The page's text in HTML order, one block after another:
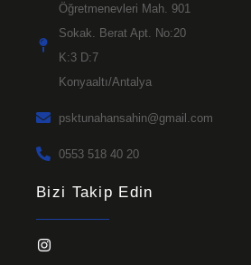
Öğretmenevleri Mah. 901
Sokak. Berat Apt. No:20
K:3 D:7
Konyaaltı/Antalya
psktunahansahin@gmail.com
0553 518 40 20
Bizi Takip Edin